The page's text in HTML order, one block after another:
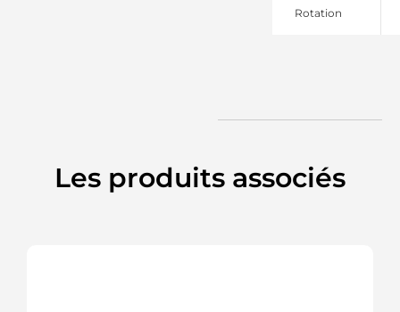
17091
323417
634022112
Rotation
Les produits associés